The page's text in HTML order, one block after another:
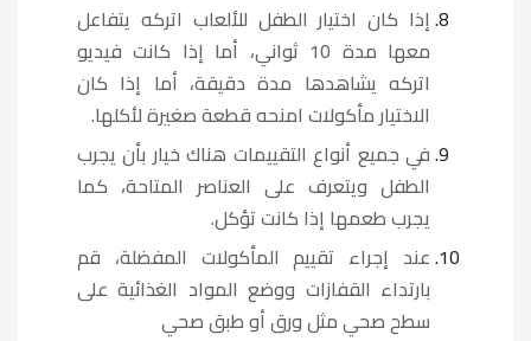
إذا كان اختيار الطفل للألعاب اتركه يتفاعل
معها مدة 10 ثواني، أما إذا كانت فيديو
اتركه يشاهدها مدة دقيقة، أما إذا كان
الاختيار مأكولات امنحه قطعة صغيرة لأكلها.
في جميع أنواع التقييمات هناك خيار بأن يجرب
الطفل ويتعرف على العناصر المتاحة، كما
يجرب طعمها إذا كانت تؤكل.
عند إجراء تقييم المأكولات المفضلة، قم
بارتداء القفازات ووضع المواد الغذائية على
سطح صحي مثل ورق أو طبق صحي